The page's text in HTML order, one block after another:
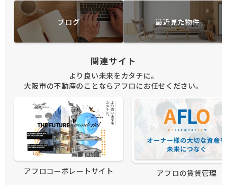
ブログ 最近見た物件
関連サイト
より良い未来をカタチに。
大阪市の不動産のことならアフロにお任せください。
アフロコーポレートサイト アフロの賃貸管理